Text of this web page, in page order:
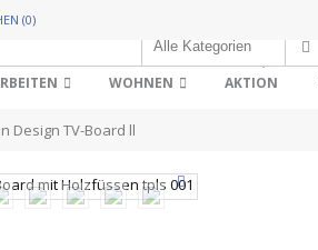
(0)
WOHNEN AKTION
Design TV-Board ll